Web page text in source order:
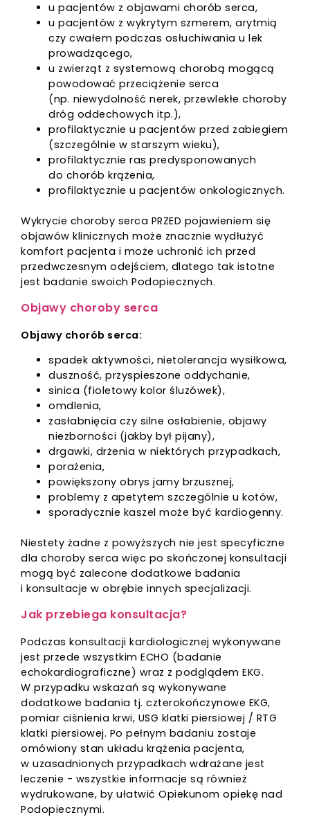
u pacjentów z objawami chorób serca,
u pacjentów z wykrytym szmerem, arytmią
czy cwałem podczas osłuchiwania u lek
prowadzącego,
u zwierząt z systemową chorobą mogącą
powodować przeciążenie serca
(np. niewydolność nerek, przewlekłe choroby
dróg oddechowych itp.),
profilaktycznie u pacjentów przed zabiegiem
(szczególnie w starszym wieku),
profilaktycznie ras predysponowanych
do chorób krążenia,
profilaktycznie u pacjentów onkologicznych.
Wykrycie choroby serca PRZED pojawieniem się
objawów klinicznych może znacznie wydłużyć
komfort pacjenta i może uchronić ich przed
przedwczesnym odejściem, dlatego tak istotne
jest badanie swoich Podopiecznych.
Objawy choroby serca
Objawy chorób serca:
spadek aktywności, nietolerancja wysiłkowa,
duszność, przyspieszone oddychanie,
sinica (fioletowy kolor śluzówek),
omdlenia,
zasłabnięcia czy silne osłabienie, objawy
niezborności (jakby był pijany),
drgawki, drżenia w niektórych przypadkach,
porażenia,
powiększony obrys jamy brzusznej,
problemy z apetytem szczególnie u kotów,
sporadycznie kaszel może być kardiogenny.
Niestety żadne z powyższych nie jest specyficzne
dla choroby serca więc po skończonej konsultacji
mogą być zalecone dodatkowe badania
i konsultacje w obrębie innych specjalizacji.
Jak przebiega konsultacja?
Podczas konsultacji kardiologicznej wykonywane
jest przede wszystkim ECHO (badanie
echokardiograficzne) wraz z podglądem EKG.
W przypadku wskazań są wykonywane
dodatkowe badania tj. czterokończynowe EKG,
pomiar ciśnienia krwi, USG klatki piersiowej / RTG
klatki piersiowej. Po pełnym badaniu zostaje
omówiony stan układu krążenia pacjenta,
w uzasadnionych przypadkach wdrażane jest
leczenie - wszystkie informacje są również
wydrukowane, by ułatwić Opiekunom opiekę nad
Podopiecznymi.